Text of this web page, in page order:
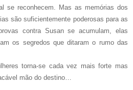
se reconhecem. Mas as memórias dos
são suficientemente poderosas para as
contra Susan se acumulam, elas
os segredos que ditaram o rumo das
torna-se cada vez mais forte mas
mão do destino…